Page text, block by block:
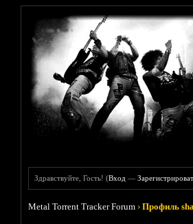
Здравствуйте, Гость! (Вход —
Metal Torrent Tracker Forum ›Профиль